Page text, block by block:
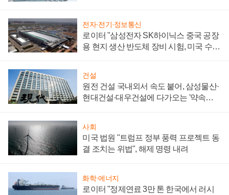
전자·전기·정보통신
로이터 "삼성전자 SK하이닉스 중국 공장
용 현지 생산 반도체 장비 시험, 미국 수출
건설
원전 건설 국내외서 속도 붙어, 삼성물산·
현대건설·대우건설에 다가오는 '약속의
사회
미국 법원 "트럼프 정부 풍력 프로젝트 동
결 조치는 위법", 해제 명령 내려
화학·에너지
로이터 "정제연료 3만 톤 한국에서 러시